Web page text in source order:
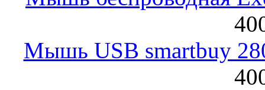
Мышь USB smartbuy